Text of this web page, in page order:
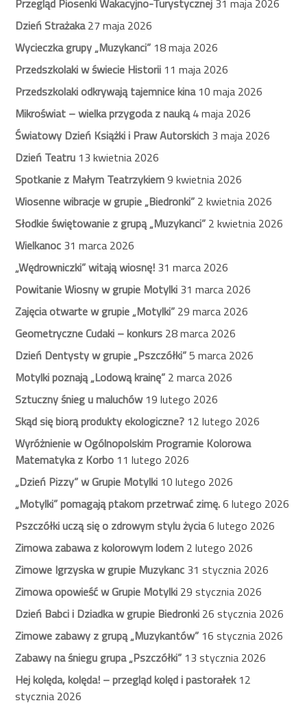
Dzień Strażaka27 maja 2026
Wycieczka grupy „Muzykanci” 18 maja 2026
Przedszkolaki w świecie Historii 11 maja 2026
Przedszkolaki odkrywają tajemnice kina10 maja 2026
Mikroświat – wielka przygoda z nauką4 maja 2026
Światowy Dzień Książki i Praw Autorskich 3 maja 2026
Dzień Teatru 13 kwietnia 2026
Spotkanie z Małym Teatrzykiem9 kwietnia 2026
Wiosenne wibracje w grupie „Biedronki” 2 kwietnia 2026
Słodkie świętowanie z grupą „Muzykanci” 2 kwietnia 2026
Wielkanoc 31 marca 2026
„Wędrowniczki” witają wiosnę! 31 marca 2026
Powitanie Wiosny w grupie Motylki 31 marca 2026
Zajęcia otwarte w grupie „Motylki” 29 marca 2026
Geometryczne Cudaki – konkurs 28 marca 2026
Dzień Dentysty w grupie „Pszczółki”5 marca 2026
Motylki poznają „Lodową krainę” 2 marca 2026
Sztuczny śnieg u maluchów19 lutego 2026
Skąd się biorą produkty ekologiczne? 12 lutego 2026
Wyróżnienie w Ogólnopolskim Programie Kolorowa
Matematyka z Korbo 11 lutego 2026
„Dzień Pizzy” w Grupie Motylki 10 lutego 2026
„Motylki” pomagają ptakom przetrwać zimę.6 lutego 2026
Pszczółki uczą się o zdrowym stylu życia6 lutego 2026
Zimowa zabawa z kolorowym lodem 2 lutego 2026
Zimowe Igrzyska w grupie Muzykanc 31 stycznia 2026
Zimowa opowieść w Grupie Motylki 29 stycznia 2026
Dzień Babci i Dziadka w grupie Biedronki 26 stycznia 2026
Zimowe zabawy z grupą „Muzykantów” 16 stycznia 2026
Zabawy na śniegu grupa „Pszczółki” 13 stycznia 2026
Hej kolęda, kolęda! – przegląd kolęd i pastorałek12
stycznia 2026